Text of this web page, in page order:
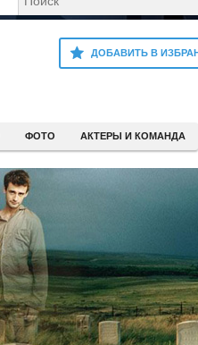
ДОБАВИТЬ В
ФОТО АКТЕРЫ И КОМАНДА